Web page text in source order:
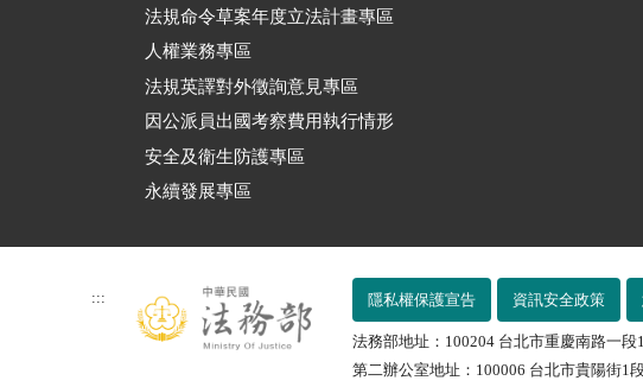
法規命令草案年度立法計畫專區
人權業務專區
法規英譯對外徵詢意見專區
因公派員出國考察費用執行情形
安全及衛生防護專區
永續發展專區
::: 隱私權保護宣告 資訊安全政策
法務部地址：100204 台北市重慶南路一
第二辦公室地址：100006 台北市貴陽街1